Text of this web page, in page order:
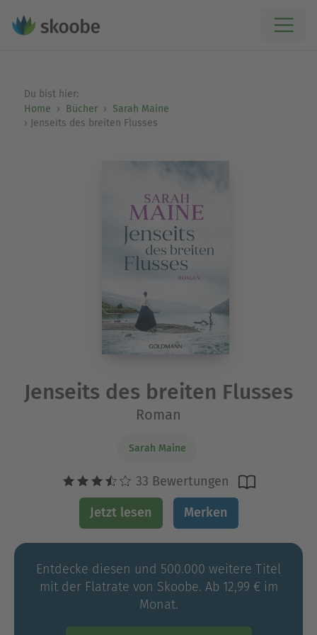
Du bist hier:
Home
Bücher
Sarah Maine
Jenseits des breiten Flusses
Jenseits des breiten Flusses
Roman
Sarah Maine
33 Bewertungen
Jetzt lesen Merken
Entdecke diesen und 500.000 weitere Titel
mit der Flatrate von Skoobe. Ab 12,99 € im
Monat.